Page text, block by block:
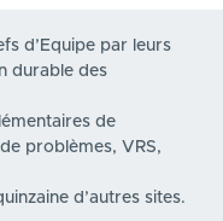
d’Equipe par leurs
durable des
de
problèmes, VRS,
d’autres sites.